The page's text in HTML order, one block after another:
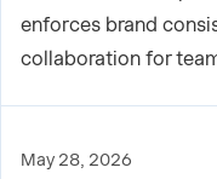
enforces brand
collaboration for
May 28, 2026